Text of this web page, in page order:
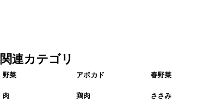
関連カテゴリ
野菜 アボカド 春野菜
肉 鶏肉 ささみ